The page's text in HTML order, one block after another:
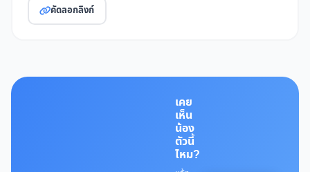
คัดลอกลิงก์
เคย
เห็น
น้อง
ตัวนี้
ไหม?